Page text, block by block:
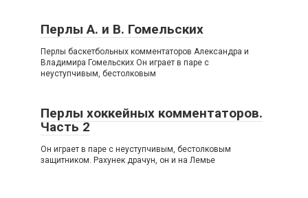
Перлы А. и В. Гомельских
Перлы баскетбольных комментаторов Александра и
Владимира Гомельских Он играет в паре с
неуступчивым, бестолковым
Перлы хоккейных комментаторов.
Часть 2
Он играет в паре с неуступчивым, бестолковым
защитником. Рахунек драчун, он и на Лемье